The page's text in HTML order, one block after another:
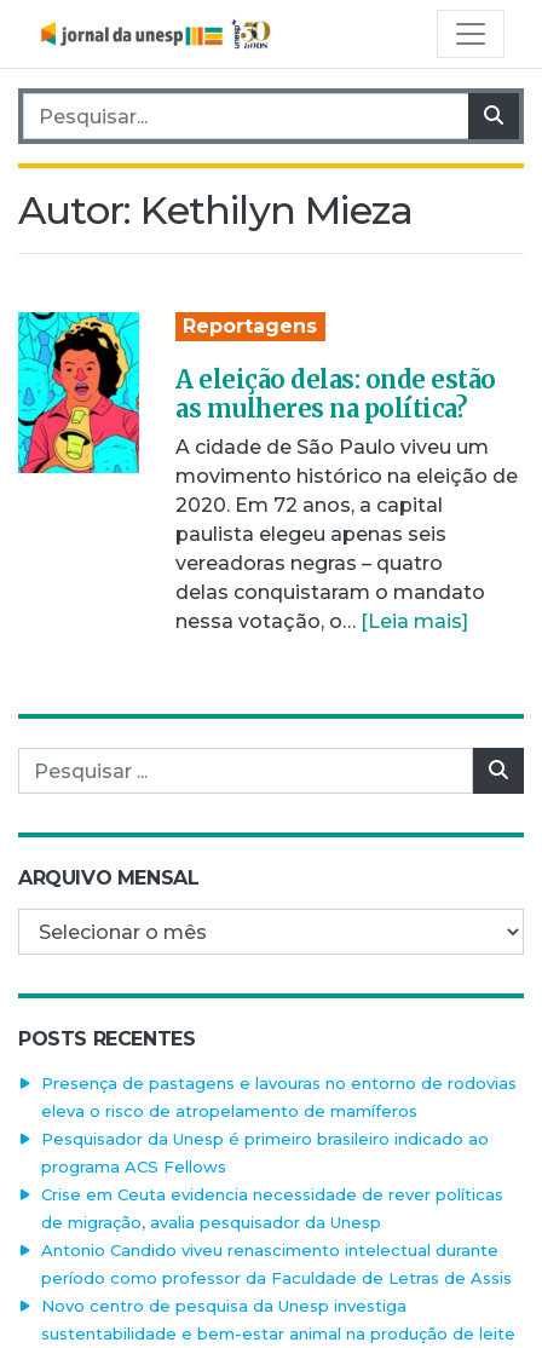
Pesquisar por:
Autor: Kethilyn Mieza
Reportagens
A eleição delas: onde estão
as mulheres na política?
A cidade de São Paulo viveu um
movimento histórico na eleição de
2020. Em 72 anos, a capital
paulista elegeu apenas seis
vereadoras negras – quatro
delas conquistaram o mandato
nessa votação, o… [Leia mais]
Pesquisar por:
ARQUIVO MENSAL
Arquivo mensal
POSTS RECENTES
Presença de pastagens e lavouras no entorno de rodovias
eleva o risco de atropelamento de mamíferos
Pesquisador da Unesp é primeiro brasileiro indicado ao
programa ACS Fellows
Crise em Ceuta evidencia necessidade de rever políticas
de migração, avalia pesquisador da Unesp
Antonio Candido viveu renascimento intelectual durante
período como professor da Faculdade de Letras de Assis
Novo centro de pesquisa da Unesp investiga
sustentabilidade e bem-estar animal na produção de leite